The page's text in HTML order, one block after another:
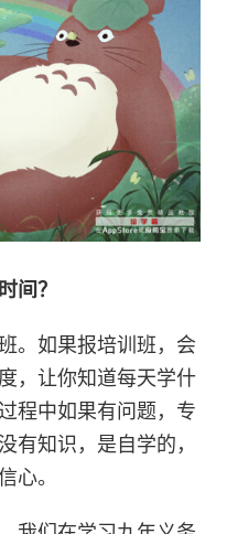
间？
。如果报培训班，会
，让你知道每天学什
程中如果有问题，专
有知识，是自学的，
心。